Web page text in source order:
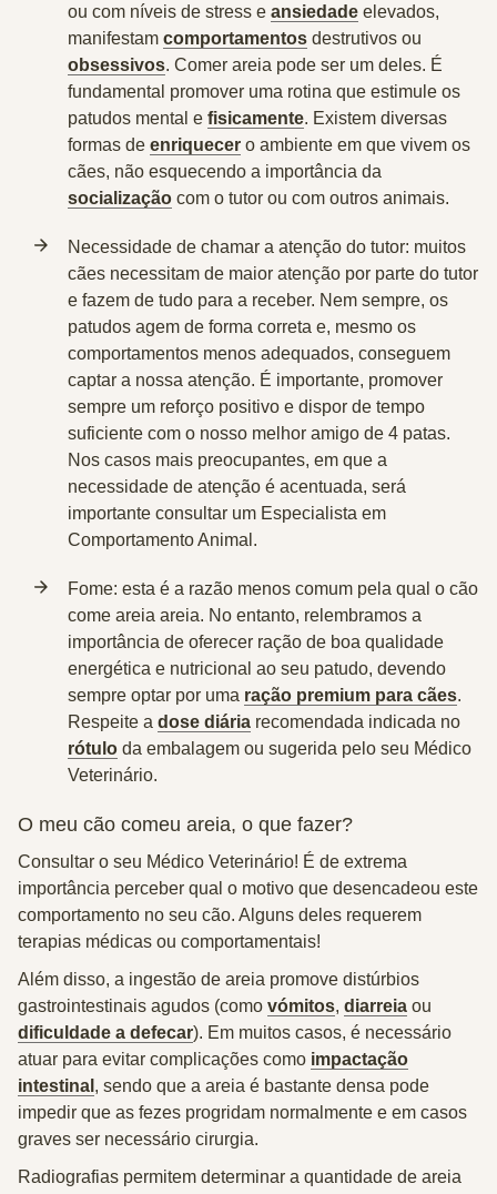
ou com níveis de stress e ansiedade elevados,
manifestam comportamentos destrutivos ou
obsessivos. Comer areia pode ser um deles. É
fundamental promover uma rotina que estimule os
patudos mental e fisicamente. Existem diversas
formas de enriquecer o ambiente em que vivem os
cães, não esquecendo a importância da
socialização com o tutor ou com outros animais.
Necessidade de chamar a atenção do tutor: muitos
cães necessitam de maior atenção por parte do tutor
e fazem de tudo para a receber. Nem sempre, os
patudos agem de forma correta e, mesmo os
comportamentos menos adequados, conseguem
captar a nossa atenção. É importante, promover
sempre um reforço positivo e dispor de tempo
suficiente com o nosso melhor amigo de 4 patas.
Nos casos mais preocupantes, em que a
necessidade de atenção é acentuada, será
importante consultar um Especialista em
Comportamento Animal.
Fome: esta é a razão menos comum pela qual o cão
come areia areia. No entanto, relembramos a
importância de oferecer ração de boa qualidade
energética e nutricional ao seu patudo, devendo
sempre optar por uma ração premium para cães.
Respeite a dose diária recomendada indicada no
rótulo da embalagem ou sugerida pelo seu Médico
Veterinário.
O meu cão comeu areia, o que fazer?
Consultar o seu Médico Veterinário! É de extrema
importância perceber qual o motivo que desencadeou este
comportamento no seu cão. Alguns deles requerem
terapias médicas ou comportamentais!
Além disso, a ingestão de areia promove distúrbios
gastrointestinais agudos (como vómitos, diarreia ou
dificuldade a defecar). Em muitos casos, é necessário
atuar para evitar complicações como impactação
intestinal , sendo que a areia é bastante densa pode
impedir que as fezes progridam normalmente e em casos
graves ser necessário cirurgia.
Radiografias permitem determinar a quantidade de areia